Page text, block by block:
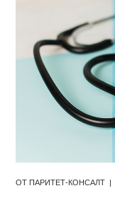
ОТПАРИТЕТ-КОНСАЛТ